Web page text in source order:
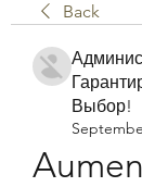
Back
Выбор!